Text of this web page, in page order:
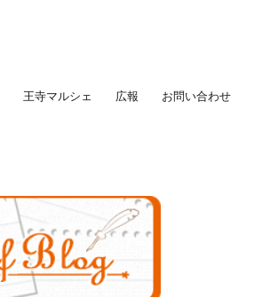
王寺マルシェ 広報 お問い合わせ